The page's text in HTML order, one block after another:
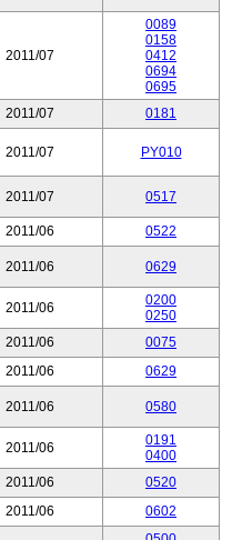
2011/07
0089
0158
0412
0694
0695
2011/07
0181
2011/07 PY010
2011/07 0517
2011/06 0522
2011/06 0629
2011/06
0200
0250
2011/06
0075
2011/06
0629
2011/06 0580
2011/06
0191
0400
2011/06
0520
2011/06
0602